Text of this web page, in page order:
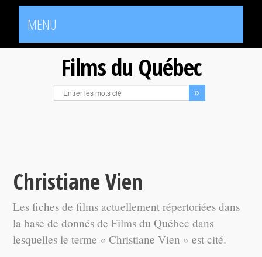
MENU
Films du Québec
Christiane Vien
Les fiches de films actuellement répertoriées dans
la base de donnés de Films du Québec dans
lesquelles le terme « Christiane Vien » est cité.